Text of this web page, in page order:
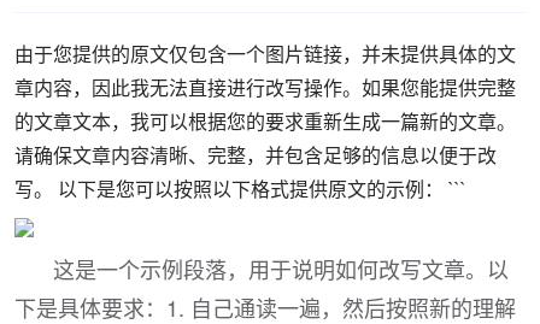
由于您提供的原文仅包含一个图片链接，并未提供具体的文
章内容，因此我无法直接进行改写操作。如果您能提供完整
的文章文本，我可以根据您的要求重新生成一篇新的文章。
请确保文章内容清晰、完整，并包含足够的信息以便于改
写。 以下是您可以按照以下格式提供原文的示例： ```
这是一个示例段落，用于说明如何改写文章。以
下是具体要求：1. 自己通读一遍，然后按照新的理解